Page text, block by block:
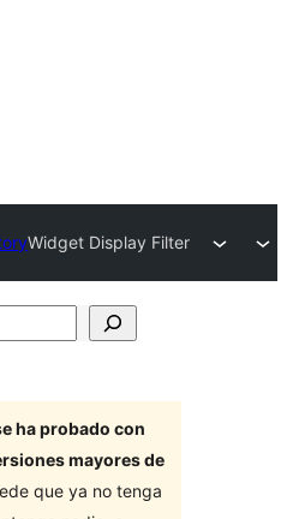
Widget Display Filter
ha probado con
mayores de
que ya no tenga